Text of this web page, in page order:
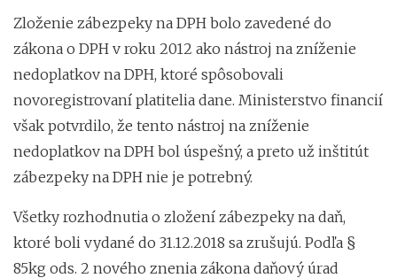
Zloženie zábezpeky na DPH bolo zavedené do
zákona o DPH v roku 2012 ako nástroj na zníženie
nedoplatkov na DPH, ktoré spôsobovali
novoregistrovaní platitelia dane. Ministerstvo financií
však potvrdilo, že tento nástroj na zníženie
nedoplatkov na DPH bol úspešný, a preto už inštitút
zábezpeky na DPH nie je potrebný.
Všetky rozhodnutia o zložení zábezpeky na daň,
ktoré boli vydané do 31.12.2018 sa zrušujú. Podľa §
85kg ods. 2 nového znenia zákona daňový úrad